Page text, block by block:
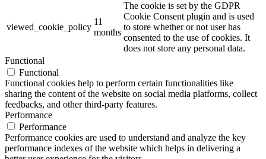
viewed_cookie_policy
11
months
The cookie is set by the GDPR
Cookie Consent plugin and is used
to store whether or not user has
consented to the use of cookies. It
does not store any personal data.
Functional
Functional
Functional cookies help to perform certain functionalities like
sharing the content of the website on social media platforms, collect
feedbacks, and other third-party features.
Performance
Performance
Performance cookies are used to understand and analyze the key
performance indexes of the website which helps in delivering a